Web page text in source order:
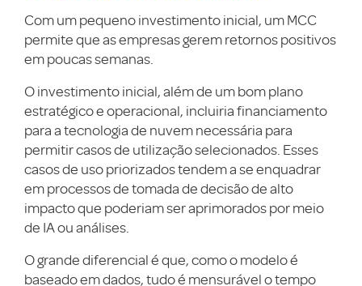
Com um pequeno investimento inicial, um MCC
permite que as empresas gerem retornos positivos
em poucas semanas.
O investimento inicial, além de um bom plano
estratégico e operacional, incluiria financiamento
para a tecnologia de nuvem necessária para
permitir casos de utilização selecionados. Esses
casos de uso priorizados tendem a se enquadrar
em processos de tomada de decisão de alto
impacto que poderiam ser aprimorados por meio
de IA ou análises.
O grande diferencial é que, como o modelo é
baseado em dados, tudo é mensurável o tempo